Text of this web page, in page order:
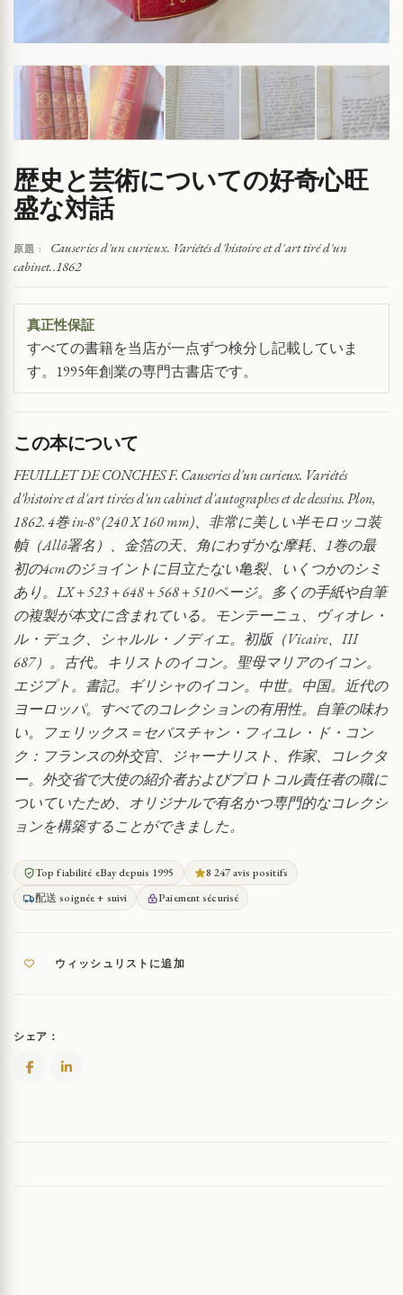
歴史と芸術についての好奇心旺
盛な対話
原題 :
Causeries d'un curieux. Variétés d'histoire et d'art tiré d'un
cabinet..1862
真正性保証
すべての書籍を当店が一点ずつ検分し記載していま
す。1995年創業の専門古書店です。
この本について
FEUILLET DE CONCHES F. Causeries d'un curieux. Variétés
d'histoire et d'art tirées d'un cabinet d'autographes et de dessins. Plon,
1862. 4巻 in-8° (240 X 160 mm)、非常に美しい半モロッコ装
幀（Allô署名）、金箔の天、角にわずかな摩耗、1巻の最
初の4cmのジョイントに目立たない亀裂、いくつかのシミ
あり。LX + 523 + 648 + 568 + 510ページ。多くの手紙や自筆
の複製が本文に含まれている。モンテーニュ、ヴィオレ・
ル・デュク、シャルル・ノディエ。初版（Vicaire、III
687）。古代。キリストのイコン。聖母マリアのイコン。
エジプト。書記。ギリシャのイコン。中世。中国。近代の
ヨーロッパ。すべてのコレクションの有用性。自筆の味わ
い。フェリックス＝セバスチャン・フィユレ・ド・コン
ク：フランスの外交官、ジャーナリスト、作家、コレクタ
ー。外交省で大使の紹介者およびプロトコル責任者の職に
ついていたため、オリジナルで有名かつ専門的なコレクシ
ョンを構築することができました。
Top fiabilité eBay depuis 1995
8 247 avis positifs
配送 soignée + suivi
Paiement sécurisé
ウィッシュリストに追加
シェア：